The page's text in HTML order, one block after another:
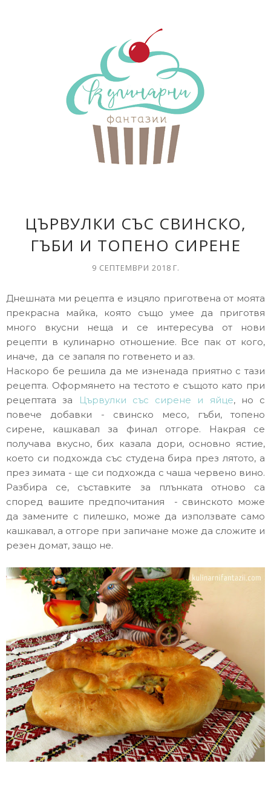
ЦЪРВУЛКИ СЪС СВИНСКО,
ГЪБИ И ТОПЕНО СИРЕНЕ
9 СЕПТЕМВРИ 2018 Г.
Днешната ми рецепта е изцяло приготвена от моята
прекрасна майка, която също умее да приготвя
много вкусни неща и се интересува от нови
рецепти в кулинарно отношение. Все пак от кого,
иначе, да се запаля по готвенето и аз.
Наскоро бе решила да ме изненада приятно с тази
рецепта. Оформянето на тестото е същото като при
рецептата за
Цървулки със сирене и яйце, но с
повече добавки - свинско месо, гъби, топено
сирене, кашкавал за финал отгоре. Накрая се
получава вкусно, бих казала дори, основно ястие,
което си подхожда със студена бира през лятото, а
през зимата - ще си подхожда с чаша червено вино.
Разбира се, съставките за плънката отново са
според вашите предпочитания - свинското може
да замените с пилешко, може да използвате само
кашкавал, а отгоре при запичане може да сложите и
резен домат, защо не.